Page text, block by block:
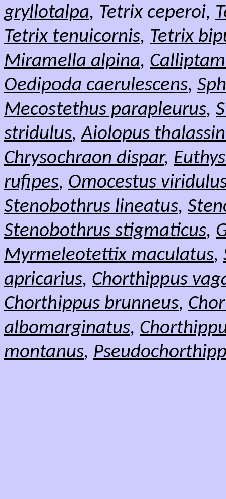
gryllotalpa, Tetrix ceperoi,
Tetrix tenuicornis, Tetrix
Miramella alpina,
Oedipoda caerulescens,
Mecostethus parapleurus,
stridulus,Aiolopus
Chrysochraon dispar,
rufipes, Omocestus
Stenobothrus lineatus,
Stenobothrus stigmaticus,
Myrmeleotettix maculatus,
apricarius, Chorthippus
Chorthippus brunneus,
albomarginatus,
montanus,